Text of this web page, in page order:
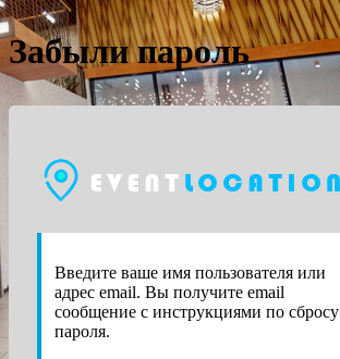
Забыли пароль
Введите ваше имя пользователя или
адрес email. Вы получите email
сообщение с инструкциями по сбросу
пароля.